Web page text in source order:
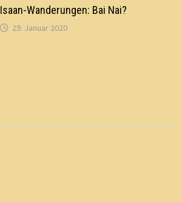
Isaan-Wanderungen: Bai Nai?
29. Januar 2020